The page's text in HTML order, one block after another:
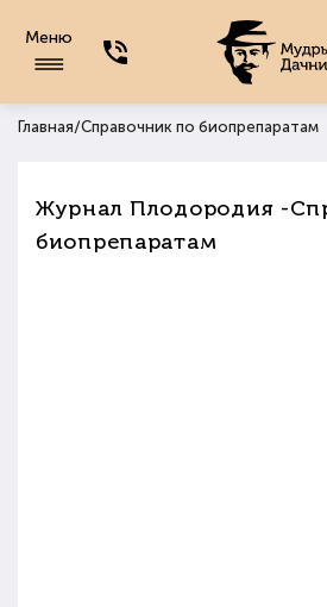
Меню
Главная/Справочник по биопрепаратам
Журнал Плодородия -
биопрепаратам